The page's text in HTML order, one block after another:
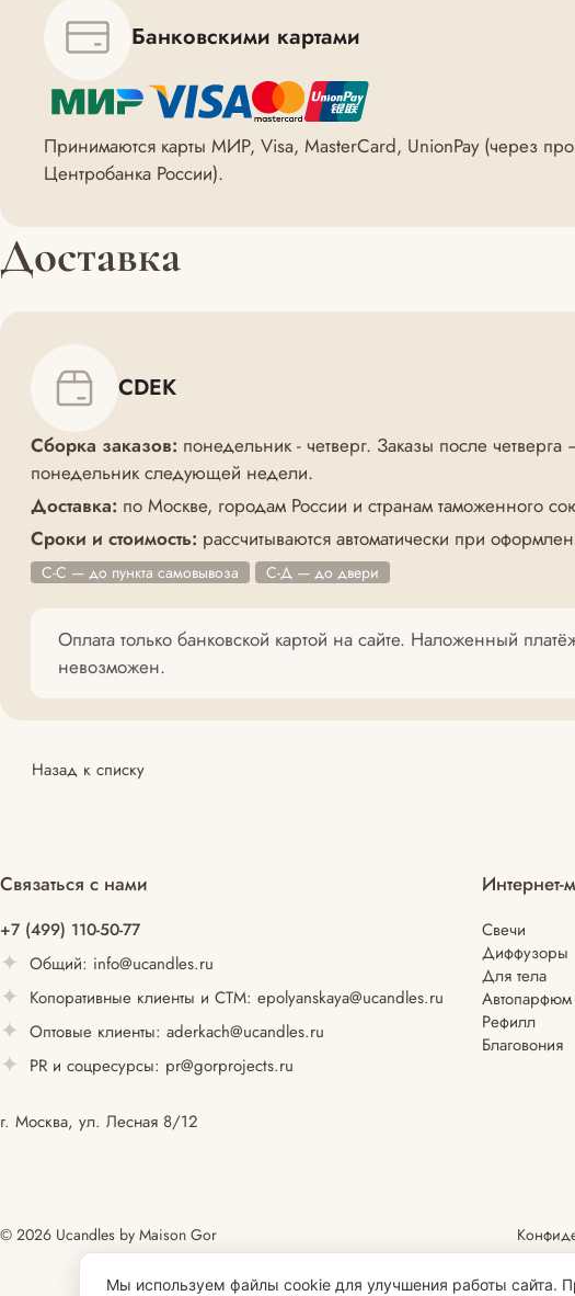
Банковскими картами
Принимаются карты МИР, Visa, MasterCard, UnionPay (через
Центробанка России).
Доставка
CDEK
Сборка заказов: понедельник - четверг. Заказы после четверга
понедельник следующей недели.
Доставка: по Москве, городам России и странам таможенного
Сроки и стоимость: рассчитываются автоматически при
С-С — до пункта самовывоза С-Д — до двери
Оплата только банковской картой на сайте. Наложенный
невозможен.
Назад к списку
Связаться с нами
+7 (499) 110-50-77
Общий: info@ucandles.ru
Копоративные клиенты и СТМ: epolyanskaya@ucandles.ru
Оптовые клиенты: aderkach@ucandles.ru
PR и соцресурсы: pr@gorprojects.ru
г. Москва, ул. Лесная 8/12
Интернет-
Свечи
Диффузоры
Для тела
Автопарфюм
Рефилл
Благовония
© 2026 Ucandles by Maison Gor
Мы используем файлы cookie для улучшения работы сайта.